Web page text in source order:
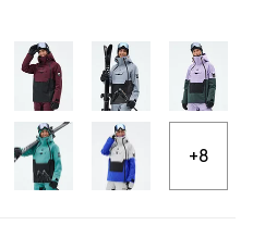
+8